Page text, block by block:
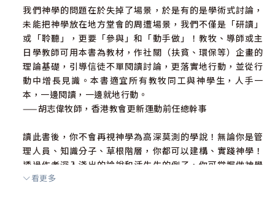
3. 基督教教義
4. 宗教哲學
5. 倫理
6. 靈修神學
7. 禮儀
8. 牧職培訓
參考書目和聯絡地址
我們神學的問題在於失掉了場景，於是有的是學術式討論，
未能把神學放在地方堂會的周遭場景，我們不僅是「研讀」
或「聆聽」，更要「參與」和「動手做」！教牧、導師或主
日學教師可用本書為教材，作社關（扶貧、環保等）企畫的
理論基礎，引導信徒不單閱讀討論，更落實地行動，並從行
動中增長見識。本書適宜所有教牧同工與神學生，人手一
本，一邊閱讀，一邊就地行動。
——胡志偉牧師，香港教會更新運動前任總幹事
讀此書後，你不會再視神學為高深莫測的學說！無論你是管
理人員、知識分子、草根階層，你都可以建構、實踐神學！
透過作者深入淺出的論說和活生生的例子，你可掌握做神學
的方法論，從新的角度看事物，活出信仰，將改變的動力帶
看更多